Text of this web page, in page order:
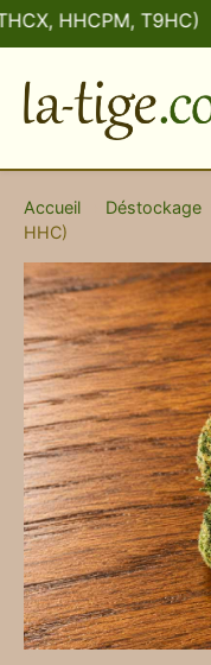
HHCPM, T9HC)
Accueil Déstockage
HHC)